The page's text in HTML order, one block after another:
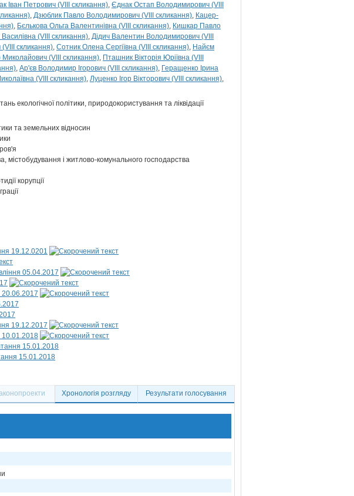
Іван Петрович (VIII скликання) Єднак Остап Володимирович (VIII
Дзюблик Павло Володимирович (VIII скликання) Кацер-
Бєлькова Ольга Валентинівна (VIII скликання) Кишкар Павло
(VIII скликання) Дідич Валентин Володимирович (VIII
скликання) Сотник Олена Сергіївна (VIII скликання) Найєм
Миколайович (VIII скликання) Пташник Вікторія Юріївна (VIII
Ар'єв Володимир Ігорович (VIII скликання) Геращенко Ірина
(VIII скликання) Луценко Ігор Вікторович (VIII скликання)
екологічної політики, природокористування та ліквідації
та земельних відносин
містобудування і житлово-комунального господарства
корупції
19.12.0201
05.04.2017
20.06.2017
19.12.2017
10.01.2018
15.01.2018
15.01.2018
Хронологія розгляду Результати голосування